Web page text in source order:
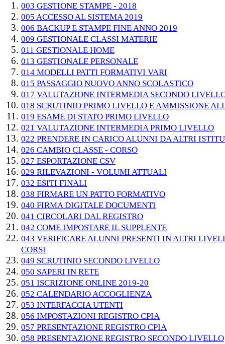
003 GESTIONE STAMPE - 2018
005 ACCESSO AL SISTEMA 2019
006 BACKUP E STAMPE FINE ANNO 2019
009 GESTIONALE CLASSI MATERIE
011 GESTIONALE HOME
013 GESTIONALE PERSONALE
014 MODELLI PATTI FORMATIVI VARI
015 PASSAGGIO NUOVO ANNO SCOLASTICO
017 VALUTAZIONE INTERMEDIA SECONDO
018 SCRUTINIO PRIMO LIVELLO E AMMISSIONE
019 ESAME DI STATO PRIMO LIVELLO
021 VALUTAZIONE INTERMEDIA PRIMO LIVELLO
022 PRENDERE IN CARICO ALUNNI DA ALTRI
026 CAMBIO CLASSE - CORSO
027 ESPORTAZIONE CSV
029 RILEVAZIONI - VOLUMI ATTUALI
032 ESITI FINALI
038 FIRMARE UN PATTO FORMATIVO
040 FIRMA DIGITALE DOCUMENTI
041 CIRCOLARI DAL REGISTRO
042 COME IMPOSTARE IL SUPPLENTE
043 VERIFICARE ALUNNI PRESENTI IN ALTRI
CORSI
049 SCRUTINIO SECONDO LIVELLO
050 SAPERI IN RETE
051 ISCRIZIONE ONLINE 2019-20
052 CALENDARIO ACCOGLIENZA
053 INTERFACCIA UTENTI
056 IMPOSTAZIONI REGISTRO CPIA
057 PRESENTAZIONE REGISTRO CPIA
058 PRESENTAZIONE REGISTRO SECONDO LIVELLO